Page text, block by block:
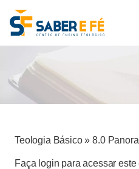
Teologia Básico » 8.0
Faça login para acessar este